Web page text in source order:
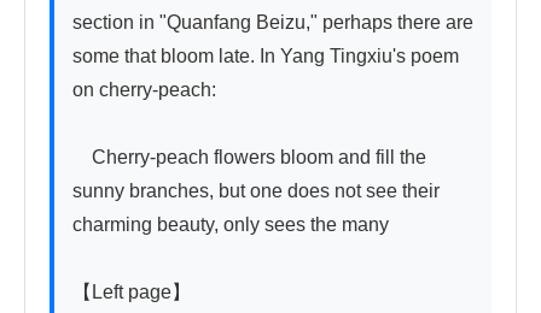
section in "Quanfang Beizu," perhaps there are
some that bloom late. In Yang Tingxiu's poem
on cherry-peach:
Cherry-peach flowers bloom and fill the
sunny branches, but one does not see their
charming beauty, only sees the many
【Left page】